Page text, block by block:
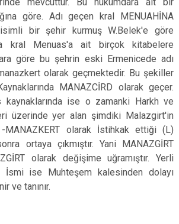
göre. Adı geçen kral MENUAHİNA
bir şehir kurmuş W.Belek'e göre
kral Menuas'a ait birçok kitabelere
göre bu şehrin eski Ermenicede adı
olarak geçmektedir. Bu şekiller
MANAZCİRD olarak geçer.
kaynaklarında ise o zamanki Harkh ve
üzerinde yer alan şimdiki Malazgirt'in
MA­NAZKERT olarak İstihkak ettiği (L)
ortaya çıkmıştır. Yani MANAZGİRT
olarak değişime uğramıştır. Yerli
ise Muhteşem kalesinden dolayı
ve tanınır.